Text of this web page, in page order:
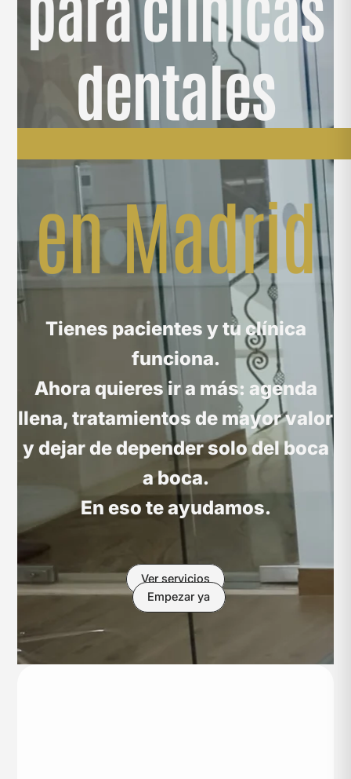
dentales
en Madrid
Tienes pacientes y tu clínica
funciona.
Ahora quieres ir a más: agenda
llena, tratamientos de mayor valor
y dejar de depender solo del boca
a boca.
En eso te ayudamos.
Ver servicios
Empezar ya